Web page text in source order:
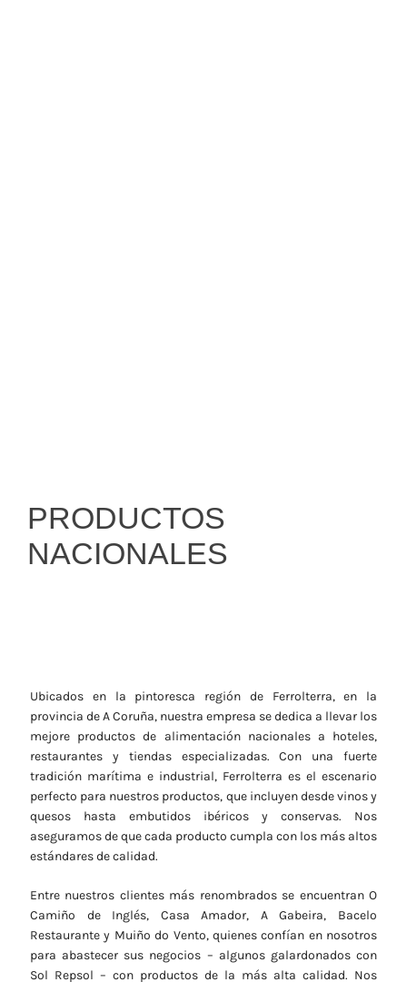
PRODUCTOS
NACIONALES
Ubicados en la pintoresca región de Ferrolterra, en la
provincia de A Coruña, nuestra empresa se dedica a llevar los
mejore productos de alimentación nacionales a hoteles,
restaurantes y tiendas especializadas. Con una fuerte
tradición marítima e industrial, Ferrolterra es el escenario
perfecto para nuestros productos, que incluyen desde vinos y
quesos hasta embutidos ibéricos y conservas. Nos
aseguramos de que cada producto cumpla con los más altos
estándares de calidad.
Entre nuestros clientes más renombrados se encuentran O
Camiño de Inglés, Casa Amador, A Gabeira, Bacelo
Restaurante y Muiño do Vento, quienes confían en nosotros
para abastecer sus negocios – algunos galardonados con
Sol Repsol – con productos de la más alta calidad. Nos